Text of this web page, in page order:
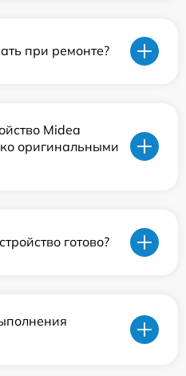
при ремонте?
Midea
оригинальными
готово?